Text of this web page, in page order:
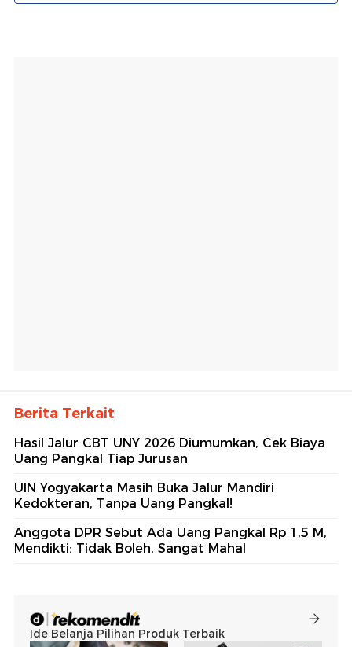
Berita Terkait
Hasil Jalur CBT UNY 2026 Diumumkan, Cek Biaya
Uang Pangkal Tiap Jurusan
UIN Yogyakarta Masih Buka Jalur Mandiri
Kedokteran, Tanpa Uang Pangkal!
Anggota DPR Sebut Ada Uang Pangkal Rp 1,5 M,
Mendikti: Tidak Boleh, Sangat Mahal